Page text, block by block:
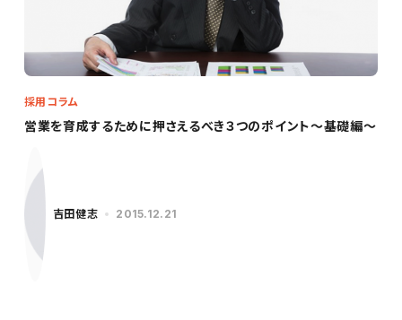
営業を育成するために押さえるべき３つのポイント～基礎編～
採用コラム
吉田健志 2015.12.21